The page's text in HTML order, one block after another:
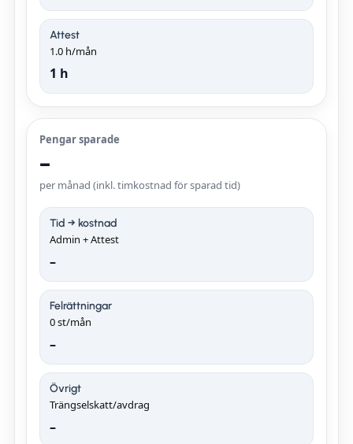
Attest
1.0 h/mån
1 h
Pengar sparade
–
per månad (inkl. timkostnad för sparad tid)
Tid → kostnad
Admin + Attest
–
Felrättningar
0st/mån
–
Övrigt
Trängselskatt/avdrag
–